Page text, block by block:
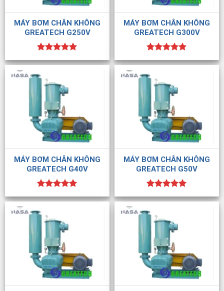
MÁY BƠM CHÂN KHÔNG
GREATECH G250V
Được xếp
hạng5.00
5 sao
MÁY BƠM CHÂN KHÔNG
GREATECH G300V
Được xếp
hạng5.00
5 sao
MÁY BƠM CHÂN KHÔNG
GREATECH G40V
Được xếp
hạng5.00
5 sao
MÁY BƠM CHÂN KHÔNG
GREATECH G50V
Được xếp
hạng5.00
5 sao